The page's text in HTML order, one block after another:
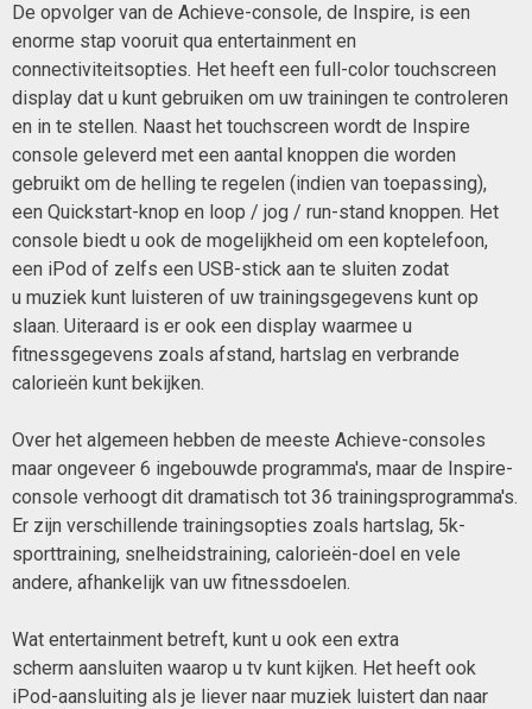
De opvolger van de Achieve-console, de Inspire, is een
enorme stap vooruit qua entertainment en
connectiviteitsopties. Het heeft een full-color touchscreen
display dat u kunt gebruiken om uw trainingen te controleren
en in te stellen. Naast het touchscreen wordt de Inspire
console geleverd met een aantal knoppen die worden
gebruikt om de helling te regelen (indien van toepassing),
een Quickstart-knop en loop / jog / run-stand knoppen. Het
console biedt u ook de mogelijkheid om een koptelefoon,
een iPod of zelfs een USB-stick aan te sluiten zodat
u muziek kunt luisteren of uw trainingsgegevens kunt op
slaan. Uiteraard is er ook een display waarmee u
fitnessgegevens zoals afstand, hartslag en verbrande
calorieën kunt bekijken.
Over het algemeen hebben de meeste Achieve-consoles
maar ongeveer 6 ingebouwde programma's, maar de Inspire-
console verhoogt dit dramatisch tot 36 trainingsprogramma's.
Er zijn verschillende trainingsopties zoals hartslag, 5k-
sporttraining, snelheidstraining, calorieën-doel en vele
andere, afhankelijk van uw fitnessdoelen.
Wat entertainment betreft, kunt u ook een extra
scherm aansluiten waarop u tv kunt kijken. Het heeft ook
iPod-aansluiting als je liever naar muziek luistert dan naar